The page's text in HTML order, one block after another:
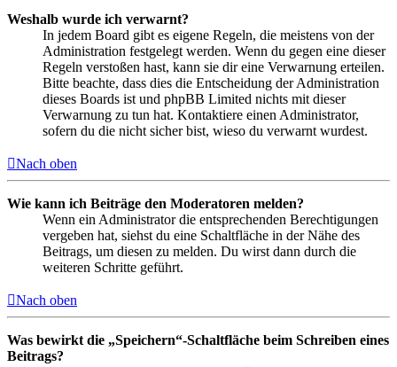
Weshalb wurde ich verwarnt?
In jedem Board gibt es eigene Regeln, die meistens von der
Administration festgelegt werden. Wenn du gegen eine dieser
Regeln verstoßen hast, kann sie dir eine Verwarnung erteilen.
Bitte beachte, dass dies die Entscheidung der Administration
dieses Boards ist und phpBB Limited nichts mit dieser
Verwarnung zu tun hat. Kontaktiere einen Administrator,
sofern du die nicht sicher bist, wieso du verwarnt wurdest.
Nach oben
Wie kann ich Beiträge den Moderatoren melden?
Wenn ein Administrator die entsprechenden Berechtigungen
vergeben hat, siehst du eine Schaltfläche in der Nähe des
Beitrags, um diesen zu melden. Du wirst dann durch die
weiteren Schritte geführt.
Nach oben
Was bewirkt die „Speichern“-Schaltfläche beim Schreiben eines
Beitrags?